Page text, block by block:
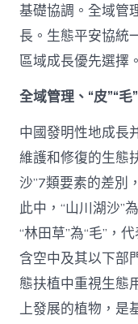
基礎協調。全域管
長。生態平安協統
區域成長優先選擇。
全域管理、“皮”“毛
中國發明性地成長
維護和修復的生態
沙”7類要素的差別
此中，“山川湖沙”
“林田草”為“毛”，
含空中及其以下部
態扶植中重視生態
上發展的植物，是